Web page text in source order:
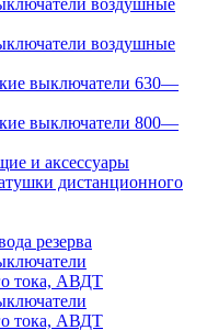
воздушные
воздушные
выключатели 630—
выключатели 800—
и аксессуары
дистанционного
резерва
тока, АВДТ
тока, АВДТ